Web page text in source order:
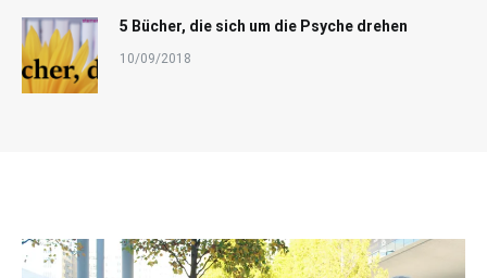
5 Bücher, die sich um die Psyche drehen
10/09/2018